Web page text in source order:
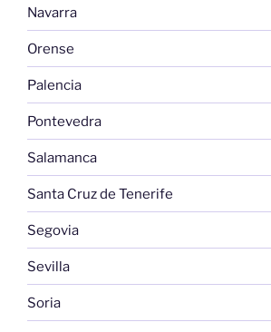
Navarra
Orense
Palencia
Pontevedra
Salamanca
Santa Cruz de Tenerife
Segovia
Sevilla
Soria